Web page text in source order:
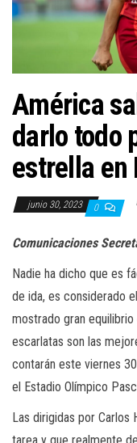
América
darlo todo
estrella en
junio 30, 2023 0
Comunicaciones
Nadie ha dicho que es
de ida, es considerado
mostrado gran equilibrio
escarlatas son las
contarán este viernes
el Estadio Olímpico
Las dirigidas por Carlos